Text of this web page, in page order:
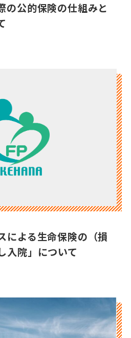
の公的保険の仕組みと
による生命保険の（損
入院」について